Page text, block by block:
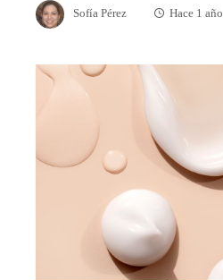
Sofía Pérez Hace 1 año